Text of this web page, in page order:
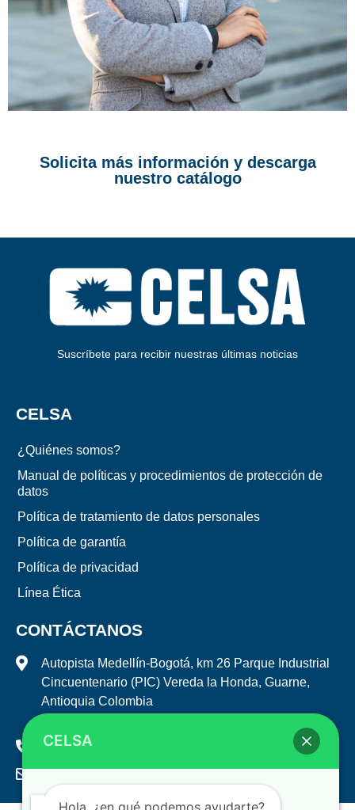
Solicita más información y descarga
nuestro catálogo
Suscríbete para recibir nuestras últimas noticias
CELSA
¿Quiénes somos?
Manual de políticas y procedimientos de protección de
datos
Política de tratamiento de datos personales
Política de garantía
Política de privacidad
Línea Ética
CONTÁCTANOS
Autopista Medellín-Bogotá, km 26 Parque Industrial
Cincuentenario (PIC) Vereda la Honda, Guarne,
Antioquia Colombia
(+57) (604) 322 3103
CELSA
Hola, ¿en qué podemos ayudarte?